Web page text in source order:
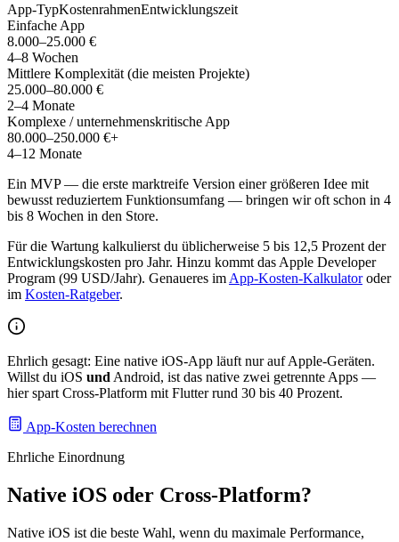
App-TypKostenrahmenEntwicklungszeit
Einfache App
8.000–25.000 €
4–8 Wochen
Mittlere Komplexität (die meisten Projekte)
25.000–80.000 €
2–4 Monate
Komplexe / unternehmenskritische App
80.000–250.000 €+
4–12 Monate
Ein MVP — die erste marktreife Version einer größeren Idee mit
bewusst reduziertem Funktionsumfang — bringen wir oft schon in 4
bis 8 Wochen in den Store.
Für die Wartung kalkulierst du üblicherweise 5 bis 12,5 Prozent der
Entwicklungskosten pro Jahr. Hinzu kommt das Apple Developer
Program (99 USD/Jahr). Genaueres imApp-Kosten-Kalkulatoroder
im Kosten-Ratgeber.
Ehrlich gesagt: Eine native iOS-App läuft nur auf Apple-Geräten.
Willst du iOS undAndroid, ist das native zwei getrennte Apps —
hier spart Cross-Platform mit Flutter rund 30 bis 40 Prozent.
App-Kosten berechnen
Ehrliche Einordnung
Native iOS oder Cross-Platform?
Native iOS ist die beste Wahl, wenn du maximale Performance,